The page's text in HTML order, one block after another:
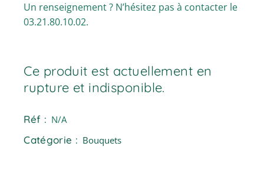
Un renseignement ? N’hésitez pas à contacter le
03.21.80.10.02.
Ce produit est actuellement en
rupture et indisponible.
Réf : N/A
Catégorie : Bouquets